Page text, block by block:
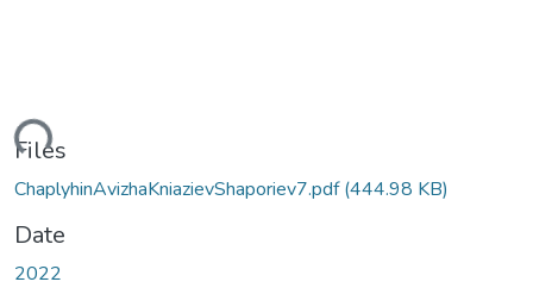
Files
ChaplyhinAvizhaKniazievShaporiev7.pdf(444.98 KB)
Date
2022